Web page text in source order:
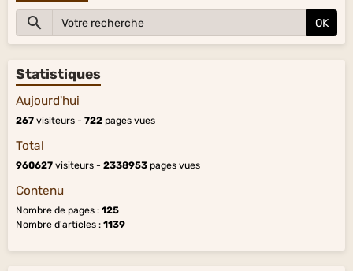
OK
Statistiques
Aujourd'hui
267 visiteurs - 722 pages vues
Total
960627 visiteurs - 2338953 pages vues
Contenu
Nombre de pages : 125
Nombre d'articles : 1139